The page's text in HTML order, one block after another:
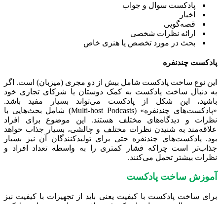
پادکست سوال و جواب
اخبار
قصه‌گویی
ارائه نظرات شخصی
بحث‌ در مورد تخصص یا هنری خاص
پادکست چندنفره
این نوع ساخت پادکست شامل بیش از دو مجری (میزبان) است. اگر
به دنبال ساخت پادکست به کمک دوستان یا شرکای تجاری خود
باشید، این شکل از پادکست می‌تواند بسیار مفید باشد.
«پادکست‌های چندنفره» (Multi-host Podcasts) شامل بحث‌هایی با
نظرات و دیدگاه‌های مختلف هستند. این موضوع برای افراد
علاقه‌مند به شنیدن نظرات مختلف و چالشی، بسیار جذاب خواهد
بود. پادکست‌های چندنفره حتی برای تولیدکنندگان آن نیز بسیار
جذاب‌تر است چراکه فشار کمتری را به واسطه تعداد افراد و
نظرات بیشتر تحمل می‌کنند.
آموزش ساخت پادکست
برای ساخت پادکست با کیفیت یعنی باید از تجهیزات با کیفیت نیز